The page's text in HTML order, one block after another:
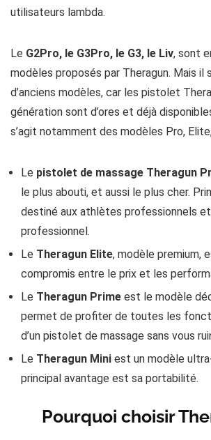
utilisateurs lambda.
Le G2Pro, le G3Pro, le G3, le Liv, sont
modèles proposés par Theragun. Mais il
d’anciens modèles, car les pistolet
génération sont d’ores et déjà
s’agit notamment des modèles Pro,
Le pistolet de massage Theragun
le plus abouti, et aussi le plus cher.
destiné aux athlètes professionnels et
professionnel.
Le Theragun Elite, modèle premium,
compromis entre le prix et les
Le Theragun Prime est le modèle
permet de profiter de toutes les
d’un pistolet de massage sans vous
Le Theragun Mini est un modèle
principal avantage est sa portabilité.
Pourquoi choisir